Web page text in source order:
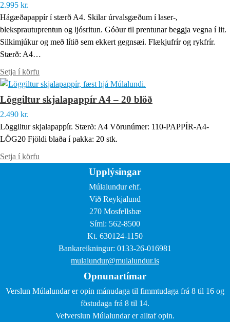
Vantar þig aðstoð?
Hafðu samband og við leysum málið saman.
562-8500
Vöruflokkar
0
2.995 kr.
Hágæðapappír í stærð A4. Skilar úrvalsgæðum í laser-,
bleksprautuprentun og ljósritun. Góður til prentunar beggja vegna í lit.
Silkimjúkur og með lítið sem ekkert gegnsæi. Flækjufrír og rykfrír.
Stærð: A4…
Setja í körfu
Löggiltur skjalapappír A4 – 20 blöð
2.490 kr.
Löggiltur skjalapappír. Stærð: A4 Vörunúmer: 110-PAPPÍR-A4-
LÖG20 Fjöldi blaða í pakka: 20 stk.
Setja í körfu
Upplýsingar
Múlalundur ehf.
Við Reykjalund
270 Mosfellsbæ
Sími: 562-8500
Kt. 630124-1150
Bankareikningur: 0133-26-016981
mulalundur@mulalundur.is
Opnunartímar
Verslun Múlalundar er opin mánudaga til fimmtudaga frá 8 til 16 og
föstudaga frá 8 til 14.
Vefverslun Múlalundar er alltaf opin.